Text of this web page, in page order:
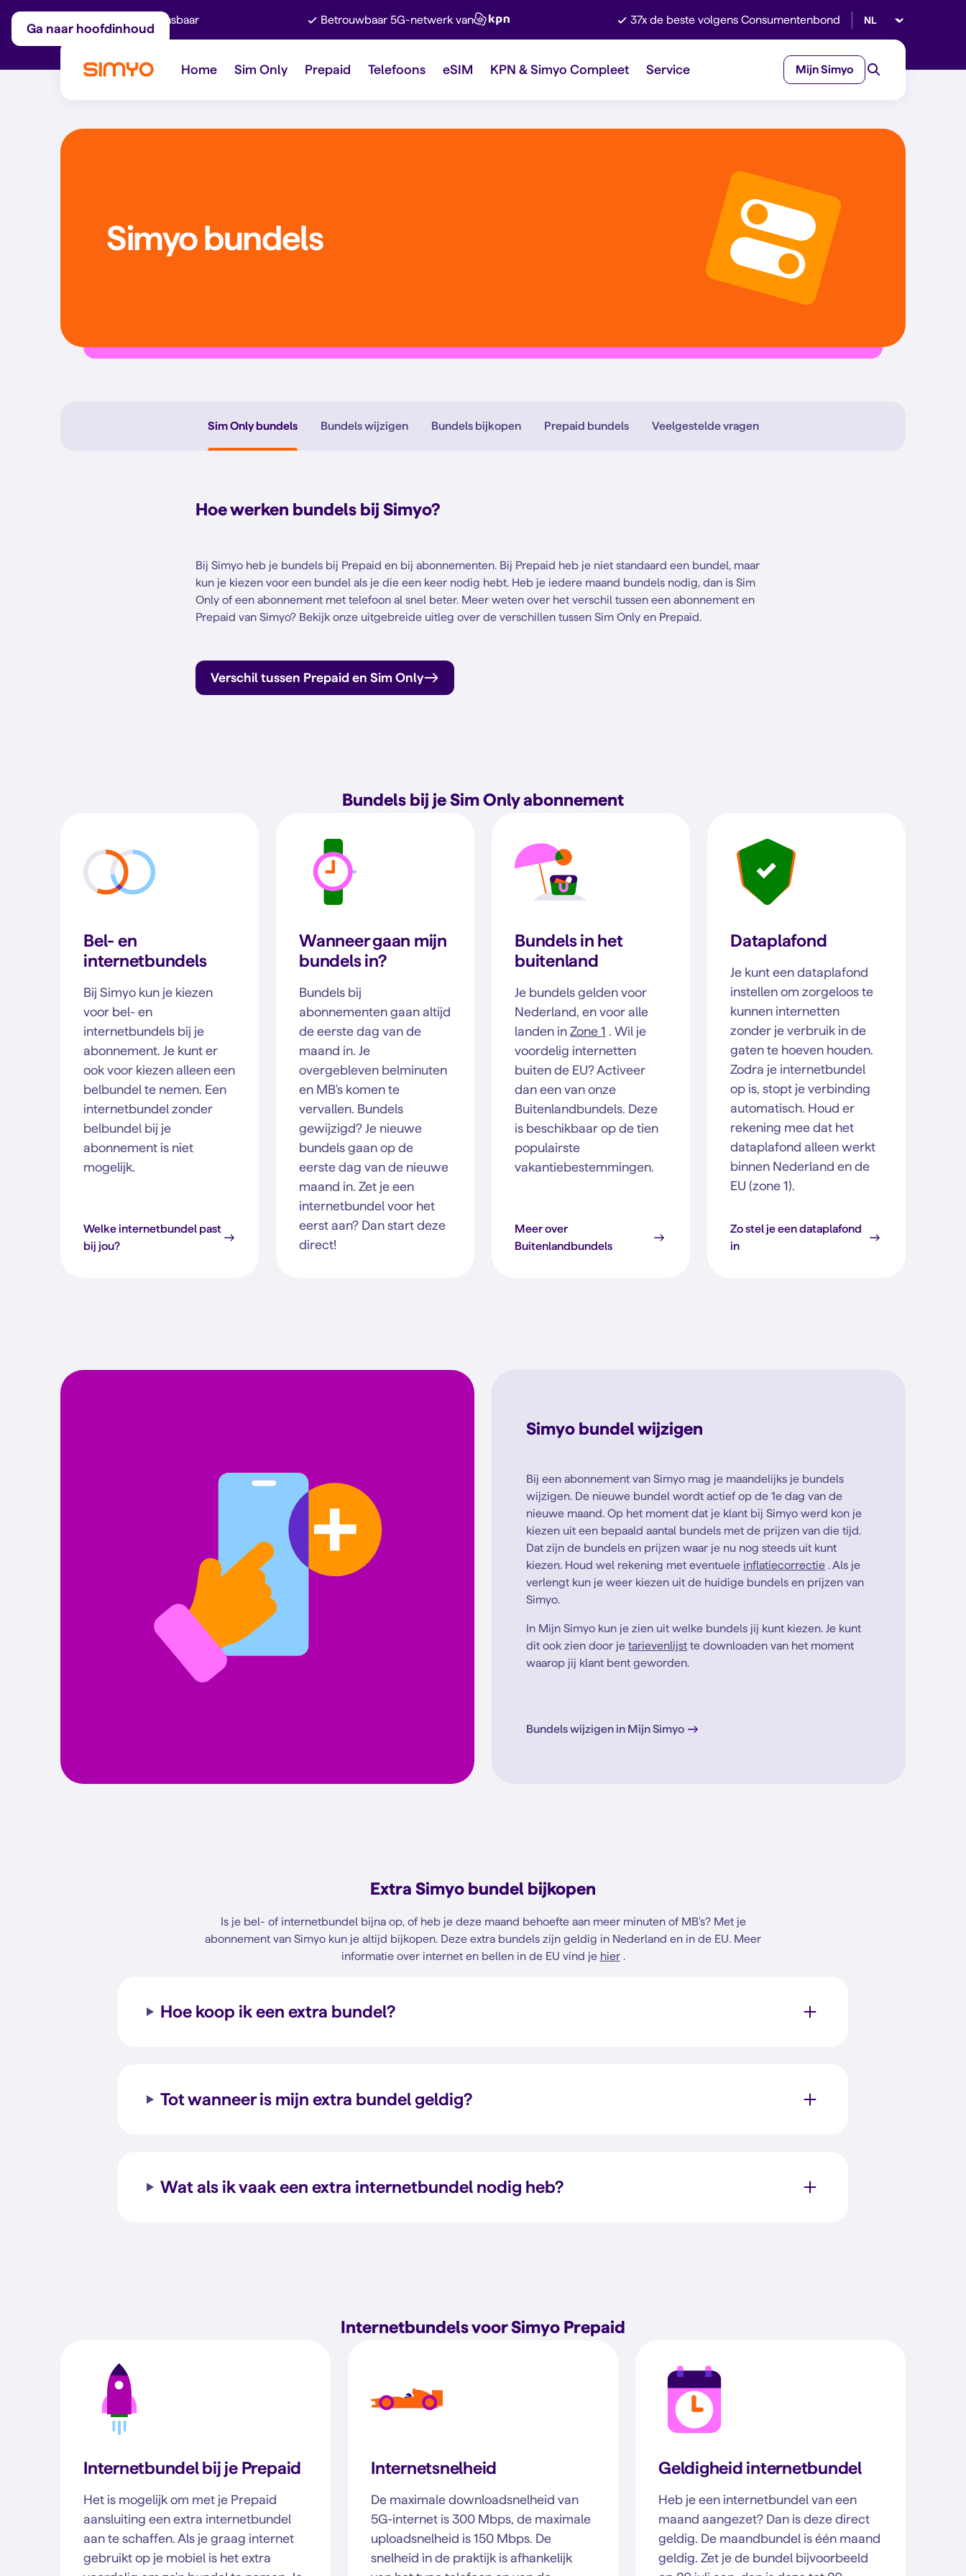
Ga naar hoofdinhoud
Maandelijks aanpasbaar Betrouwbaar 5G-netwerk van 37x de beste volgens Consumentenbond Selecteer taal
Home Sim Only Prepaid Telefoons eSIM KPN & Simyo Compleet Service Mijn Simyo
Simyo bundels
Sim Only bundels Bundels wijzigen Bundels bijkopen Prepaid bundels Veelgestelde vragen
Hoe werken bundels bij Simyo?
Bij Simyo heb je bundels bij Prepaid en bij abonnementen. Bij Prepaid heb je niet standaard een bundel, maar
kun je kiezen voor een bundel als je die een keer nodig hebt. Heb je iedere maand bundels nodig, dan is Sim
Only of een abonnement met telefoon al snel beter. Meer weten over het verschil tussen een abonnement en
Prepaid van Simyo? Bekijk onze uitgebreide uitleg over de verschillen tussen Sim Only en Prepaid.
Verschil tussen Prepaid en Sim Only
Bundels bij je Sim Only abonnement
Bel- en
internetbundels
Bij Simyo kun je kiezen
voor bel- en
internetbundels bij je
abonnement. Je kunt er
ook voor kiezen alleen een
belbundel te nemen. Een
internetbundel zonder
belbundel bij je
abonnement is niet
mogelijk.
Welke internetbundel past
bij jou?
Wanneer gaan mijn
bundels in?
Bundels bij
abonnementen gaan altijd
de eerste dag van de
maand in. Je
overgebleven belminuten
en MB's komen te
vervallen. Bundels
gewijzigd? Je nieuwe
bundels gaan op de
eerste dag van de nieuwe
maand in. Zet je een
internetbundel voor het
eerst aan? Dan start deze
direct!
Bundels in het
buitenland
Je bundels gelden voor
Nederland, en voor alle
landen in Zone 1 . Wil je
voordelig internetten
buiten de EU? Activeer
dan een van onze
Buitenlandbundels. Deze
is beschikbaar op de tien
populairste
vakantiebestemmingen.
Meer over
Buitenlandbundels
Dataplafond
Je kunt een dataplafond
instellen om zorgeloos te
kunnen internetten
zonder je verbruik in de
gaten te hoeven houden.
Zodra je internetbundel
op is, stopt je verbinding
automatisch. Houd er
rekening mee dat het
dataplafond alleen werkt
binnen Nederland en de
EU (zone 1).
Zo stel je een dataplafond
in
Simyo bundel wijzigen
Bij een abonnement van Simyo mag je maandelijks je bundels
wijzigen. De nieuwe bundel wordt actief op de 1e dag van de
nieuwe maand. Op het moment dat je klant bij Simyo werd kon je
kiezen uit een bepaald aantal bundels met de prijzen van die tijd.
Dat zijn de bundels en prijzen waar je nu nog steeds uit kunt
kiezen. Houd wel rekening met eventuele inflatiecorrectie . Als je
verlengt kun je weer kiezen uit de huidige bundels en prijzen van
Simyo.
In Mijn Simyo kun je zien uit welke bundels jij kunt kiezen. Je kunt
dit ook zien door je tarievenlijst te downloaden van het moment
waarop jij klant bent geworden.
Bundels wijzigen in Mijn Simyo
Extra Simyo bundel bijkopen
Is je bel- of internetbundel bijna op, of heb je deze maand behoefte aan meer minuten of MB's? Met je
abonnement van Simyo kun je altijd bijkopen. Deze extra bundels zijn geldig in Nederland en in de EU. Meer
informatie over internet en bellen in de EU vind je hier.
Hoe koop ik een extra bundel?
Tot wanneer is mijn extra bundel geldig?
Wat als ik vaak een extra internetbundel nodig heb?
Internetbundels voor Simyo Prepaid
Internetbundel bij je Prepaid
Het is mogelijk om met je Prepaid
aansluiting een extra internetbundel
aan te schaffen. Als je graag internet
gebruikt op je mobiel is het extra
Internetsnelheid
De maximale downloadsnelheid van
5G-internet is 300 Mbps, de maximale
uploadsnelheid is 150 Mbps. De
snelheid in de praktijk is afhankelijk
Geldigheid internetbundel
Heb je een internetbundel van een
maand aangezet? Dan is deze direct
geldig. De maandbundel is één maand
geldig. Zet je de bundel bijvoorbeeld